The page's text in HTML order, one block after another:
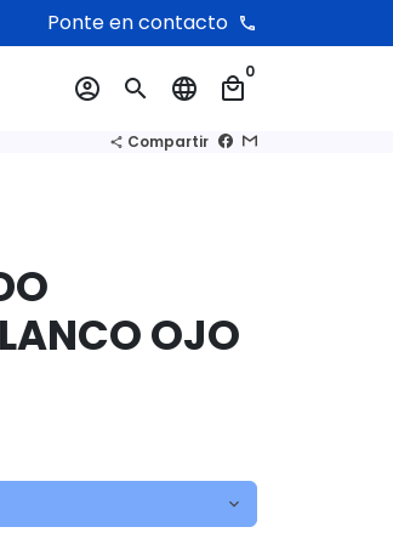
Ponte en contacto phone
account_circle search language local_mall
0
share Compartir
OJO